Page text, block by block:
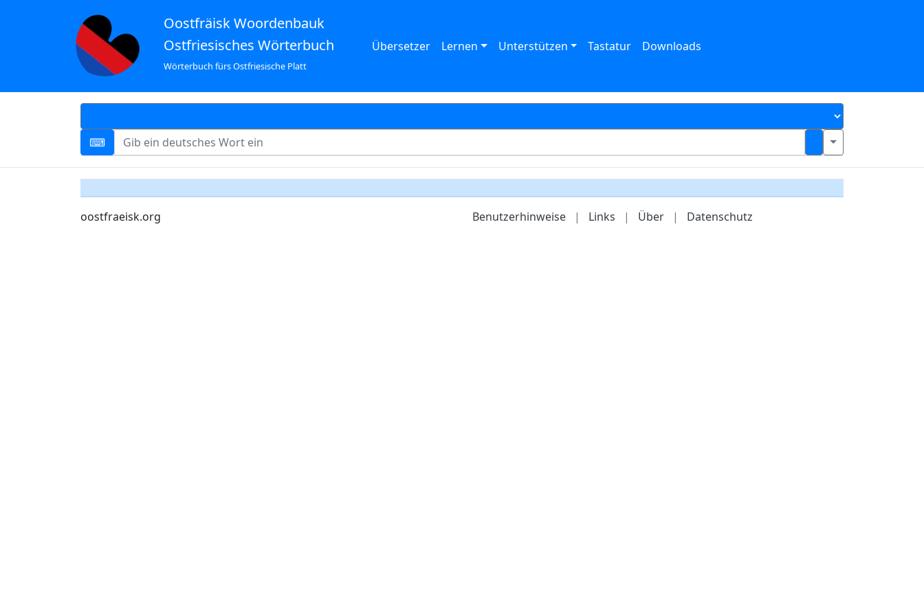
Oostfräisk Woordenbauk
Ostfriesisches Wörterbuch
Wörterbuch fürs Ostfriesische Platt
Übersetzer Lernen Unterstützen Tastatur Downloads
oostfraeisk.org Benutzerhinweise | Links | Über | Datenschutz